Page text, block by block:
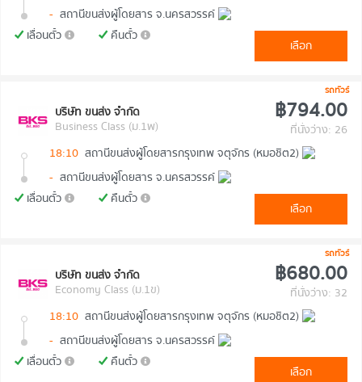
- สถานีขนส่งผู้โดยสาร จ.นครสวรรค์
เลื่อนตั๋ว
คืนตั๋ว
เลือก
รถทัวร์
บริษัท ขนส่ง จำกัด
Business Class (ม.1พ)
฿794.00
ที่นั่งว่าง: 26
18:10 สถานีขนส่งผู้โดยสารกรุงเทพ จตุจักร (หมอชิต2)
- สถานีขนส่งผู้โดยสาร จ.นครสวรรค์
เลื่อนตั๋ว
คืนตั๋ว
เลือก
รถทัวร์
บริษัท ขนส่ง จำกัด
Economy Class (ม.1ข)
฿680.00
ที่นั่งว่าง: 32
18:10 สถานีขนส่งผู้โดยสารกรุงเทพ จตุจักร (หมอชิต2)
- สถานีขนส่งผู้โดยสาร จ.นครสวรรค์
เลื่อนตั๋ว
คืนตั๋ว
เลือก